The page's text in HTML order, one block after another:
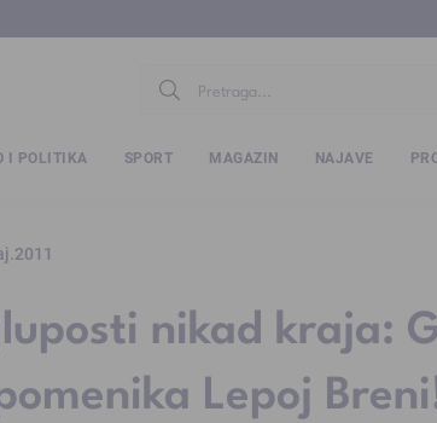
I POLITIKA SPORT MAGAZIN NAJAVE
nikad kraja:
Lepoj